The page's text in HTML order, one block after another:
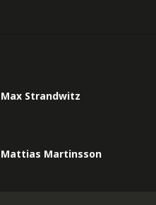
Max Strandwitz
Mattias Martinsson